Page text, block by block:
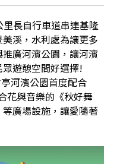
長自行車道串連基隆
溪，水利處為讓更多
廣河濱公園，讓河濱
遊憩空間好選擇!
河濱公園首度配合
花與音樂的《秋好舞
廣場設施，讓愛隨著